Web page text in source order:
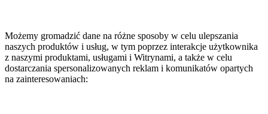
Możemy gromadzić dane na różne sposoby w celu ulepszania
naszych produktów i usług, w tym poprzez interakcje użytkownika
z naszymi produktami, usługami i Witrynami, a także w celu
dostarczania spersonalizowanych reklam i komunikatów opartych
na zainteresowaniach: